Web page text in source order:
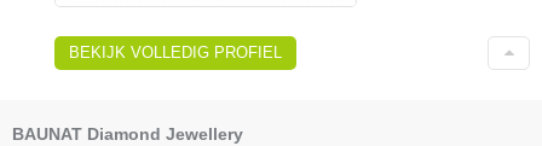
BEKIJK VOLLEDIG PROFIEL
BAUNAT Diamond Jewellery